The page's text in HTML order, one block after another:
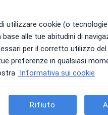
8 Ago
Dom,
9 Ago
Lun,
10 Ago
le prenotazioni
utilizzare cookie (o
alle tue abitudini di
per il corretto utilizzo
preferenze in qualsiasi
Informativa sui cookie
Rifiuto